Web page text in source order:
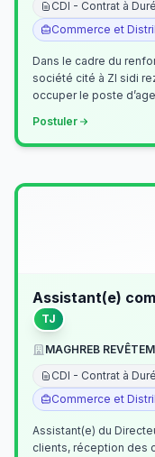
CDI - Contrat à
Commerce et
Dans le cadre du
société cité à ZI sidi rezig
occuper le poste
Postuler
Assistant(e)
TJ
MAGHREB
CDI - Contrat à
Commerce et
Assistant(e) du
clients, réception des